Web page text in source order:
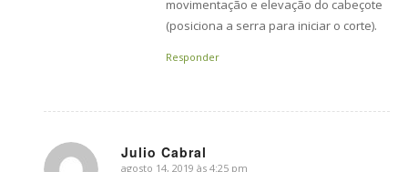
movimentação e elevação do cabeçote
(posiciona a serra para iniciar o corte).
Responder
Julio Cabral
agosto 14, 2019 às 4:25 pm